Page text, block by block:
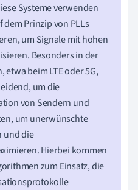
Systeme verwenden
dem Prinzip von PLLs
um Signale mit hohen
Besonders in der
beim LTE oder 5G,
um die
von Sendern und
um unerwünschte
und die
Hierbei kommen
zum Einsatz, die